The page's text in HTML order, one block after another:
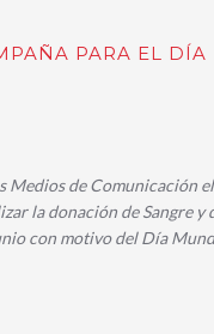
PARA EL DÍA
Medios de Comunicación el
la donación de Sangre y
con motivo del Día